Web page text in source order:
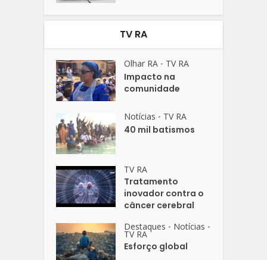
TV RA
Olhar RA • TV RA
Impacto na
comunidade
Notícias • TV RA
40 mil batismos
TV RA
Tratamento
inovador contra o
câncer cerebral
Destaques • Notícias •
TV RA
Esforço global